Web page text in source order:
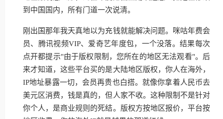
到中国国内，所有门道一次说清。
刚出国那年我天真地以为充钱就能解决问题。咪咕年费会
员、腾讯视频VIP、爱奇艺年度包，一个没落。结果每次
点开都提示"由于版权限制，您所在的地区无法观看"。后
来才知道，这些平台买的是大陆地区版权，你人在海外，
IP地址暴露一切，会员再贵也白搭。就像你拿着人民币去
美元区消费，钱是真的，但人家不收。这种限制不是针对
你个人，是商业规则的死结。版权方按地区报价，平台按